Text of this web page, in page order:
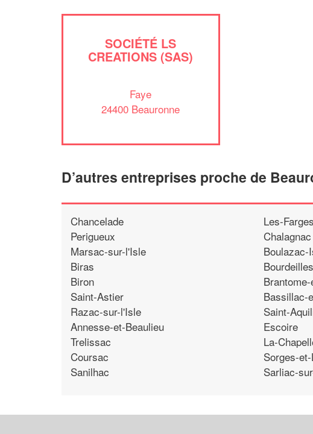
SOCIÉTÉ LS
CREATIONS (SAS)
Faye
24400 Beauronne
D’autres entreprises proche de
Chancelade
Perigueux
Marsac-sur-l'Isle
Biras
Biron
Saint-Astier
Razac-sur-l'Isle
Annesse-et-Beaulieu
Trelissac
Coursac
Sanilhac
Les-Farges
Chalagnac
Boulazac-
Bourdeilles
Bassillac-
Saint-
Escoire
La-
Sorges-
Sarliac-